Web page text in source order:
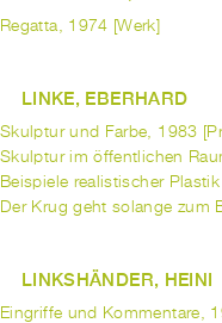
Regatta, 1974 [Werk]
LINKE, EBERHARD
Skulptur und Farbe, 1983
Skulptur im öffentlichen
Beispiele realistischer
Der Krug geht solange zum
LINKSHÄNDER, HEINI
Eingriffe und Kommentare,